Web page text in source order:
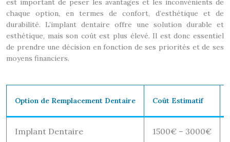
est important de peser les avantages et les inconvénients de
chaque option, en termes de confort, d’esthétique et de
durabilité. L’implant dentaire offre une solution durable et
esthétique, mais son coût est plus élevé. Il est donc essentiel
de prendre une décision en fonction de ses priorités et de ses
moyens financiers.
Option de Remplacement Dentaire Coût Estimatif
Implant Dentaire 1500€ – 3000€